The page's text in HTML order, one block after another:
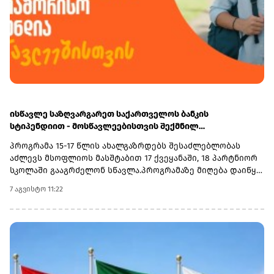
ისწავლე საზღვარგარეთ საქართველოს ბანკის
სტიპენდიით - მოსწავლეებისთვის შექმნილ
პროგრამა 15-17 წლის ახალგაზრდებს შესაძლებლობას
აძლევს მსოფლიოს მასშტაბით 17 ქვეყანაში, 18 პარტნიორ
სკოლაში გააგრძელონ სწავლა.პროგრამაზე მიღება დაიწყო
ეწვიეთ ვებგვერდს. ინფორმაციისთვის, გაერთიანებული
მსოფლიო სკოლები (UWC) წარმოადგენს საერთაშორისო
საგანმანათლებლო მოძრაობას ახალგაზრდებისთვის,
სხვადასხვა ერისა და კულტურის დასაახლოებლად და ამ
გზით შეუწყოს ხელი მშვიდობიანი და მდგრადი მომავლის
შექმნას. UWC მსოფლიოს სხვადასხვა კონტინენტის 18
7 აგვისტო 11:22